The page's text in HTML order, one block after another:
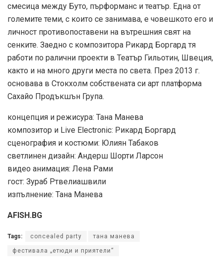
смесица между Буто, пърформанс и театър. Една от
големите теми, с които се занимава, е човешкото его и
личност противопоставени на вътрешния свят на
сенките. Заедно с композитора Рикард Боргард тя
работи по ралични проекти в Театър Гильотин, Швеция,
както и на много други места по света. През 2013 г.
основава в Стокхолм собствената си арт платформа
Сахайо Продъкшън Група.
концепция и режисура: Тана Манева
композитор и Live Electronic: Рикард Боргард
сценография и костюми: Юлиян Табаков
светлинен дизайн: Андерш Шорти Ларсон
видео анимация: Лена Рами
гост: Зураб Ртвелиашвили
изпълнение: Тана Манева
AFISH.BG
Tags: concealed party тана манева
фестивала „етюди и приятели“